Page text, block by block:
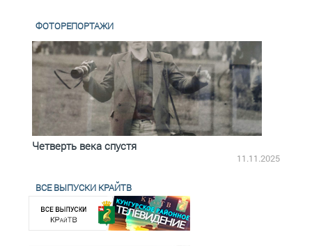
ФОТОРЕПОРТАЖИ
Четверть века спустя
11.11.2025
ВСЕ ВЫПУСКИ КРАЙТВ